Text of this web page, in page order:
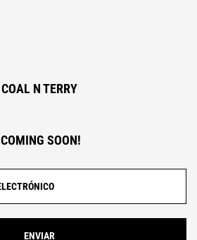
COAL N TERRY
COMING SOON!